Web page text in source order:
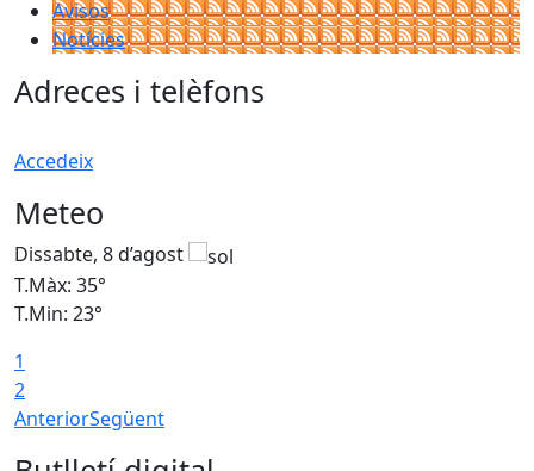
Avisos
Notícies
Adreces i telèfons
Accedeix
Meteo
Dissabte, 8 d’agost
T.Màx: 35°
T.Min: 23°
1
2
AnteriorSegüent